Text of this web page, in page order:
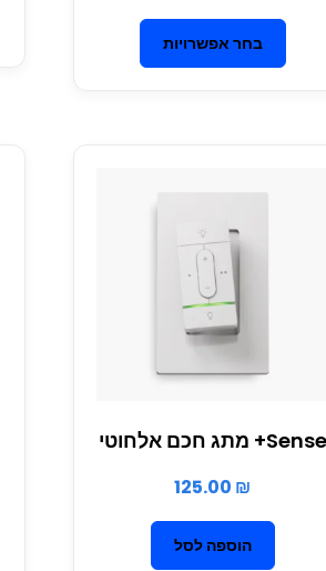
בחר אפשרויות
Sense+ מתג חכם אלחוטי
125.00 ₪
הוספה לסל